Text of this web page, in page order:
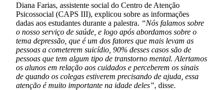
Diana Farias, assistente social do Centro de Atenção
Psicossocial (CAPS III), explicou sobre as informações
dadas aos estudantes durante a palestra. “Nós falamos sobre
o nosso serviço de saúde, e logo após abordamos sobre o
tema depressão, que é um dos fatores que mais levam as
pessoas a cometerem suicídio, 90% desses casos são de
pessoas que tem algum tipo de transtorno mental. Alertamos
os alunos em relação aos cuidados e perceberem os sinais
de quando os colegas estiverem precisando de ajuda, essa
atenção é muito importante na idade deles”, disse.